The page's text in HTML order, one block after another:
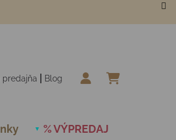
predajňa Blog
% VÝPREDAJ